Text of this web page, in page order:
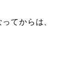
てからは、